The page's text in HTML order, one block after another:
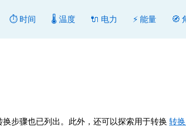
⏱️ 时间 🌡️ 温度 🔌 电力 ⚡ 能量 🧭
步骤也已列出。此外，还可以探索用于转换 转